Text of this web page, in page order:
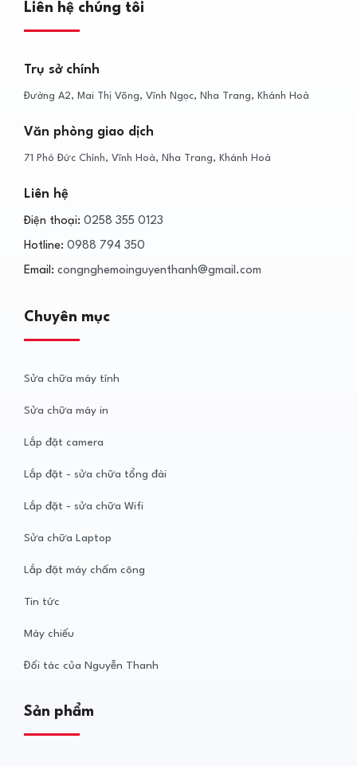
Liên hệ chúng tôi
Trụ sở chính
Đường A2, Mai Thị Võng, Vĩnh Ngọc, Nha Trang, Khánh Hoà
Văn phòng giao dịch
71 Phó Đức Chính, Vĩnh Hoà, Nha Trang, Khánh Hoà
Liên hệ
Điện thoại: 0258 355 0123
Hotline: 0988 794 350
Email: congnghemoinguyenthanh@gmail.com
Chuyên mục
Sửa chữa máy tính
Sửa chữa máy in
Lắp đặt camera
Lắp đặt - sửa chữa tổng đài
Lắp đặt - sửa chữa Wifi
Sửa chữa Laptop
Lắp đặt máy chấm công
Tin tức
Máy chiếu
Đối tác của Nguyễn Thanh
Sản phẩm